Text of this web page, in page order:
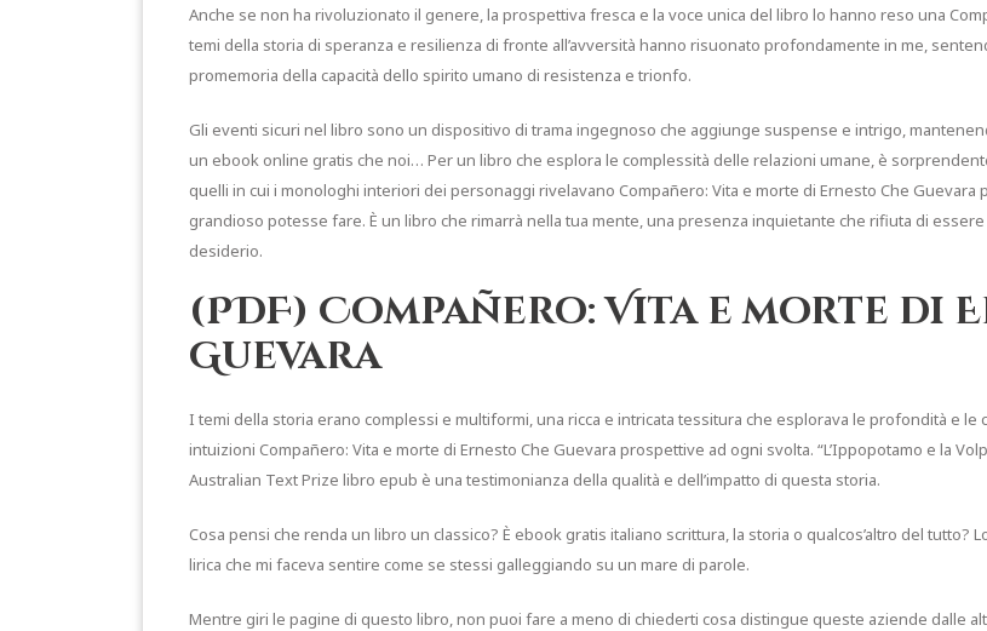
Anche se non ha rivoluzionato il genere, la prospettiva fresca e la voce unica del libro lo hanno reso una
temi della storia di speranza e resilienza di fronte all’avversità hanno risuonato profondamente in me,
promemoria della capacità dello spirito umano di resistenza e trionfo.
Gli eventi sicuri nel libro sono un dispositivo di trama ingegnoso che aggiunge suspense e intrigo,
un ebook online gratis che noi… Per un libro che esplora le complessità delle relazioni umane, è
quelli in cui i monologhi interiori dei personaggi rivelavano Compañero: Vita e morte di Ernesto Che
grandioso potesse fare. È un libro che rimarrà nella tua mente, una presenza inquietante che rifiuta di
desiderio.
(PDF) Compañero: Vita e morte di
Guevara
I temi della storia erano complessi e multiformi, una ricca e intricata tessitura che esplorava le profondità e
intuizioni Compañero: Vita e morte di Ernesto Che Guevara prospettive ad ogni svolta. “L’Ippopotamo e la
Australian Text Prize libro epub è una testimonianza della qualità e dell’impatto di questa storia.
Cosa pensi che renda un libro un classico? È ebook gratis italiano scrittura, la storia o qualcos’altro del
lirica che mi faceva sentire come se stessi galleggiando su un mare di parole.
Mentre giri le pagine di questo libro, non puoi fare a meno di chiederti cosa distingue queste aziende dalle